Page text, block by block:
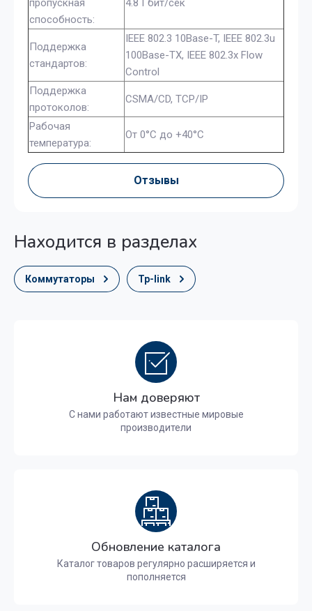
способность:
Поддержка
стандартов:
IEEE 802.3 10Base-T, IEEE 802.3u
100Base-TX, IEEE 802.3x Flow
Control
Поддержка
протоколов:
CSMA/CD, TCP/IP
Рабочая
температура:
От 0°C до +40°C
Отзывы
Находится в разделах
Коммутаторы Tp-link
Нам доверяют
С нами работают известные мировые
производители
Обновление каталога
Каталог товаров регулярно расширяется и
пополняется